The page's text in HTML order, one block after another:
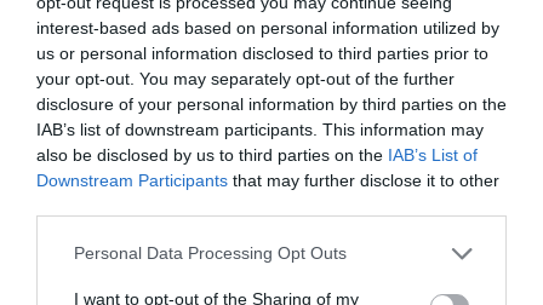
interest-based ads based on personal information utilized by
us or personal information disclosed to third parties prior to
your opt-out. You may separately opt-out of the further
disclosure of your personal information by third parties on the
IAB’s list of downstream participants. This information may
also be disclosed by us to third parties on the IAB’s List of
Downstream Participants that may further disclose it to other
Personal Data Processing Opt Outs
I want to opt-out of the Sharing of my
Pub